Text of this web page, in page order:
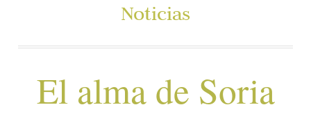
Noticias
El alma de Soria